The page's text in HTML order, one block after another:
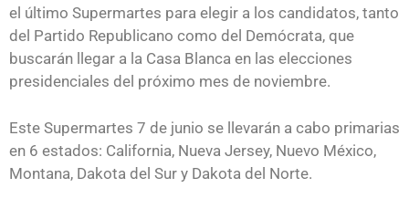
el último Supermartes para elegir a los candidatos, tanto
del Partido Republicano como del Demócrata, que
buscarán llegar a la Casa Blanca en las elecciones
presidenciales del próximo mes de noviembre.
Este Supermartes 7 de junio se llevarán a cabo primarias
en 6 estados: California, Nueva Jersey, Nuevo México,
Montana, Dakota del Sur y Dakota del Norte.